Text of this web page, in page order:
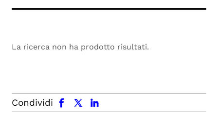
La ricerca non ha prodotto risultati.
Condividi
facebook x.com linkedin